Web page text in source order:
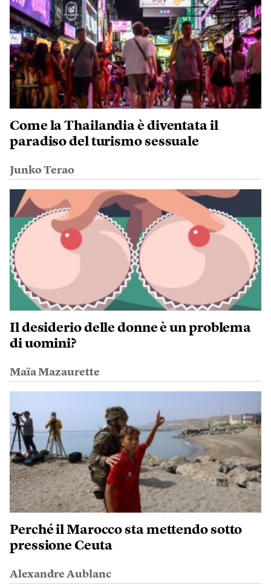
Come la Thailandia è diventata il
paradiso del turismo sessuale
Junko Terao
Il desiderio delle donne è un problema
di uomini?
Maïa Mazaurette
Perché il Marocco sta mettendo sotto
pressione Ceuta
Alexandre Aublanc